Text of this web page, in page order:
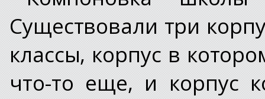
Существовали три
классы, корпус в
что-то еще, и корпус